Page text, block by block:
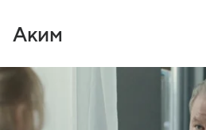
Аким